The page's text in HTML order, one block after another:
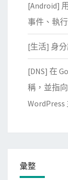
[Android]
事件、執
[生活] 身
[DNS] 在
稱，並指
WordPress
彙整